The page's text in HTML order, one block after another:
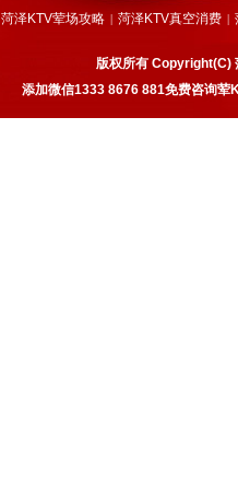
菏泽KTV荤场攻略 | 菏泽KTV真空消费 |
版权所有 Copyright(C)
添加微信1333 8676 881免费咨询荤